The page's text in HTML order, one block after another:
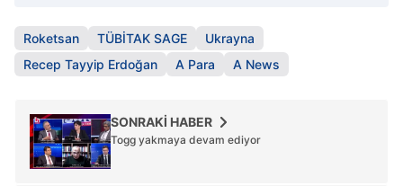
Roketsan TÜBİTAK SAGE
Ukrayna
Recep Tayyip Erdoğan
A Para A News
SONRAKİ HABER
Togg yakmaya devam ediyor